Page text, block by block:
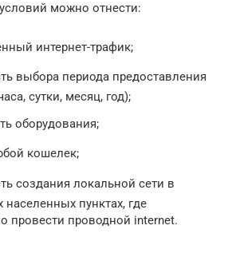
можно отнести:
интернет-трафик;
выбора периода предоставления
сутки, месяц, год);
оборудования;
кошелек;
создания локальной сети в
населенных пунктах, где
провести проводной internet.